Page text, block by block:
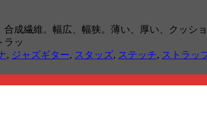
成繊維。幅広、幅狭。薄い、厚い、クッ
ラッ
, ジャズギター, スタッズ, ステッチ, ストラッ